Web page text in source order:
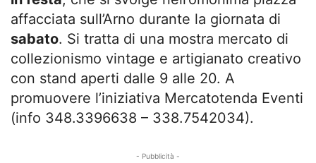
affacciata sull’Arno durante la giornata di
sabato. Si tratta di una mostra mercato di
collezionismo vintage e artigianato creativo
con stand aperti dalle 9 alle 20. A
promuovere l’iniziativa Mercatotenda Eventi
(info 348.3396638 – 338.7542034).
- Pubblicità -